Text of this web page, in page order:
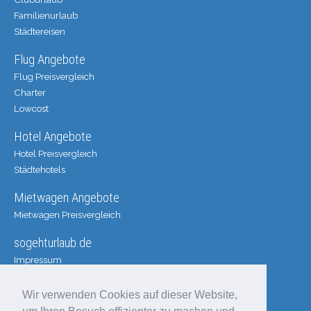
Wir verwenden Cookies auf dieser Website,
Familienurlaub
Städtereisen
Flug Angebote
Flug Preisvergleich
Charter
Lowcost
Hotel Angebote
Hotel Preisvergleich
Städtehotels
Mietwagen Angebote
Mietwagen Preisvergleich
sogehturlaub.de
Impressum
Datenschutz
Disclaimer